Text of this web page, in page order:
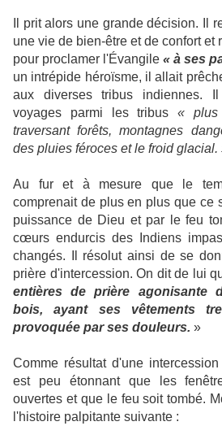
Il prit alors une grande décision. Il
une vie de bien-être et de confort et
pour proclamer l'Évangile « à ses
un intrépide héroïsme, il allait
aux diverses tribus indiennes.
voyages parmi les tribus « plus
traversant forêts, montagnes
des pluies féroces et le froid glacial.
Au fur et à mesure que le
comprenait de plus en plus que ce
puissance de Dieu et par le feu
cœurs endurcis des Indiens
changés. Il résolut ainsi de se
prière d'intercession. On dit de lui
entières de prière agonisante
bois, ayant ses vêtements
provoquée par ses douleurs. »
Comme résultat d'une
est peu étonnant que les
ouvertes et que le feu soit tombé.
l'histoire palpitante suivante :